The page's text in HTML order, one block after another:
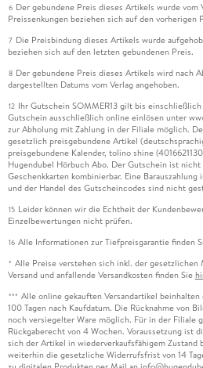
6 Der gebundene Preis dieses Artikels wurde vom
Preissenkungen beziehen sich auf den vorherigen
7 Die Preisbindung dieses Artikels wurde
beziehen sich auf den letzten gebundenen Preis.
8 Der gebundene Preis dieses Artikels wird nach
dargestellten Datums vom Verlag angehoben.
12 Ihr Gutschein SOMMER13 gilt bis
Gutschein ausschließlich online einlösen unter
zur Abholung mit Zahlung in der Filiale möglich.
gesetzlich preisgebundene Artikel
preisgebundene Kalender, tolino shine
Hugendubel Hörbuch Abo. Der Gutschein ist
Geschenkkarten kombinierbar. Eine
und der Handel des Gutscheincodes sind nicht
15 Leider können wir die Echtheit der
Einzelbewertungen nicht prüfen.
16 Alle Informationen zur Tiefpreisgarantie finden
* Alle Preise verstehen sich inkl. der gesetzlichen
Versand und anfallende Versandkosten finden Sie
*** Alle online gekauften Versandartikel
100 Tagen nach Kaufdatum. Die Rücknahme von
noch versiegelter Ware möglich. Für in der Filiale
Rückgaberecht von 4 Wochen. Voraussetzung ist
sich der Artikel in wiederverkaufsfähigem
weiterhin die gesetzliche Widerrufsfrist von 14